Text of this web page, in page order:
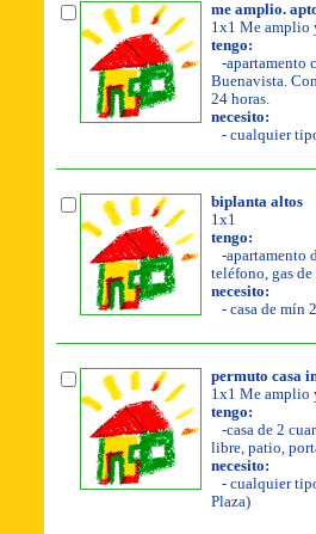
me amplio.
1x1 Me amplio
tengo:
-apartamento
Buenavista.
24 horas.
necesito:
- cualquier
biplanta altos
1x1
tengo:
-apartamento
teléfono, gas
necesito:
- casa de mín
permuto casa
1x1 Me amplio
tengo:
-casa de 2
libre, patio,
necesito:
- cualquier
Plaza)